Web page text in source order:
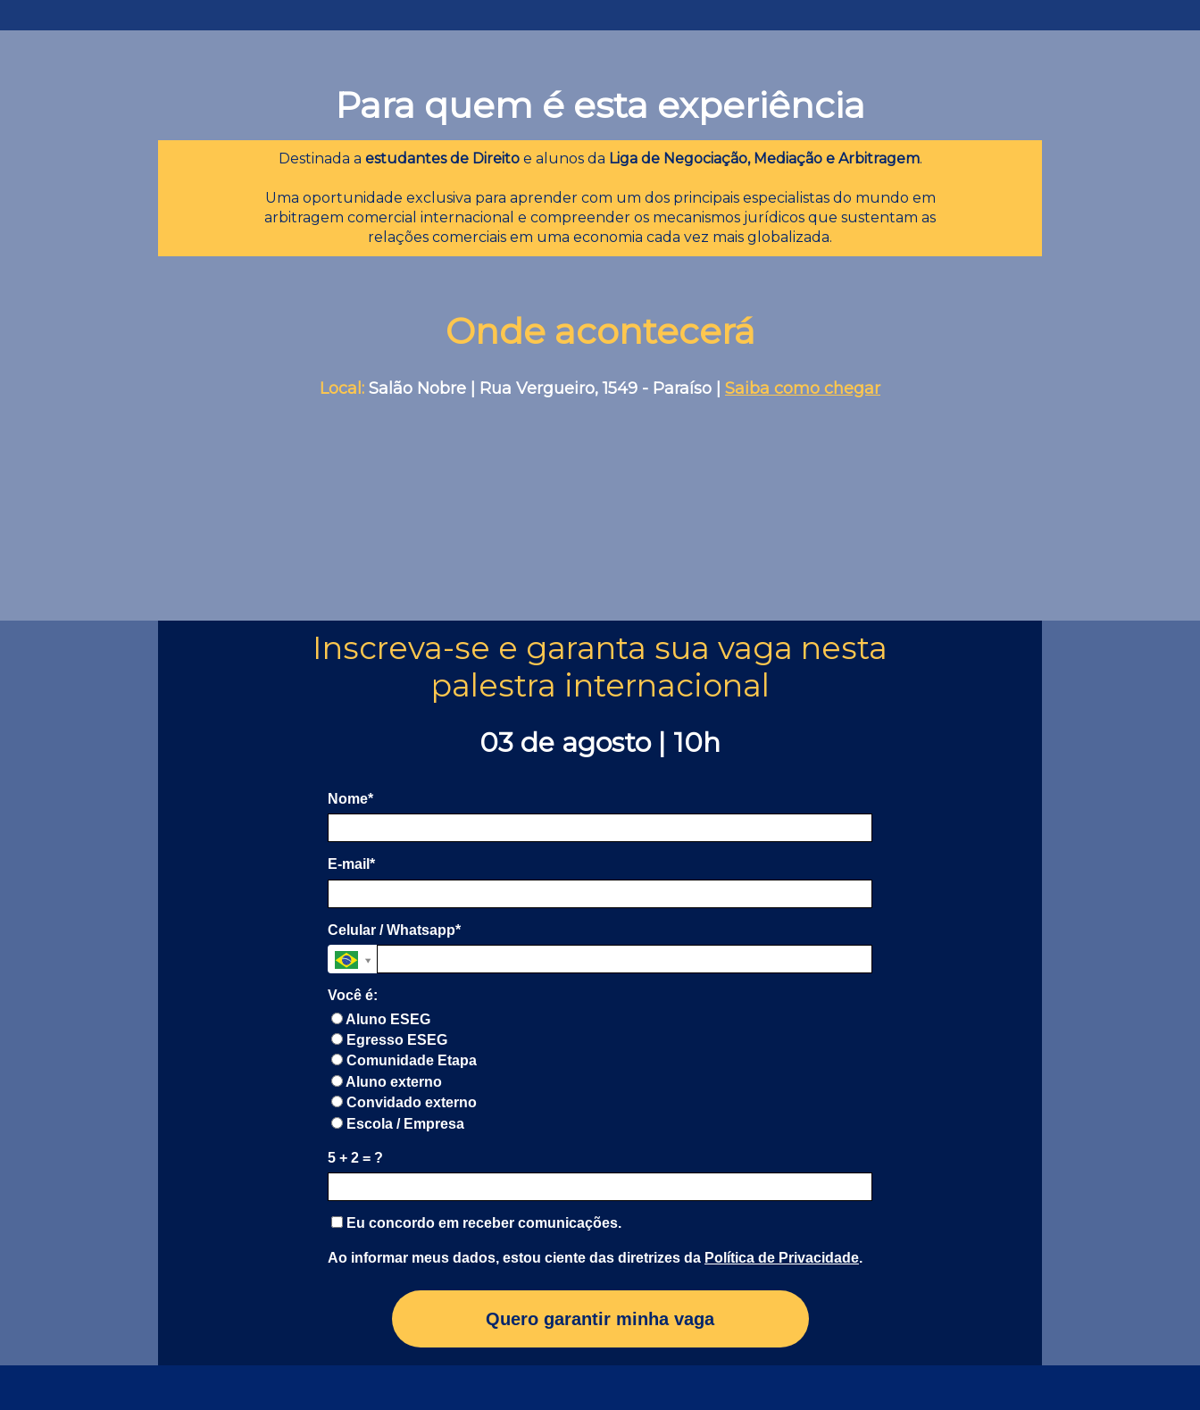
Para quem é esta experiência
Destinada a estudantes de Direitoe alunos da Liga de Negociação, Mediação e Arbitragem.
Uma oportunidade exclusiva para aprender com um dos principais especialistas do mundo em
arbitragem comercial internacional e compreender os mecanismos jurídicos que sustentam as
relações comerciais em uma economia cada vez mais globalizada.
Onde acontecerá
Local: Salão Nobre | Rua Vergueiro, 1549 - Paraíso | Saiba como chegar
Inscreva-se e garanta sua vaga nesta
palestra internacional
03 de agosto | 10h
Nome*
E-mail*
Celular / Whatsapp*
Você é:
Aluno ESEG
Egresso ESEG
Comunidade Etapa
Aluno externo
Convidado externo
Escola / Empresa
5 + 2 = ?
Eu concordo em receber comunicações.
Ao informar meus dados, estou ciente das diretrizes da Política de Privacidade.
Quero garantir minha vaga